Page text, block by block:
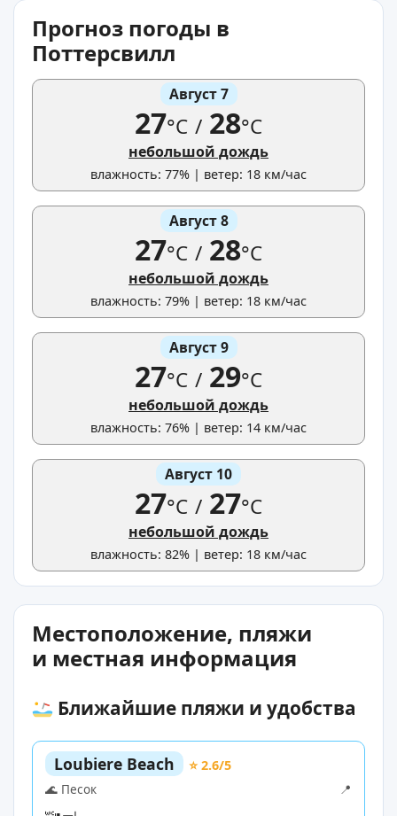
Прогноз погоды в
Поттерсвилл
Август 7
27°C / 28°C
небольшой дождь
влажность: 77% | ветер: 18 км/час
Август 8
27°C / 28°C
небольшой дождь
влажность: 79% | ветер: 18 км/час
Август 9
27°C / 29°C
небольшой дождь
влажность: 76% | ветер: 14 км/час
Август 10
27°C / 27°C
небольшой дождь
влажность: 82% | ветер: 18 км/час
Местоположение, пляжи
и местная информация
Ближайшие пляжи и удобства
Loubiere Beach
⭐ 2.6/5
🌊 Песок
📍